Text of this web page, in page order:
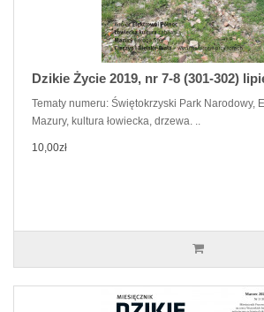
Dzikie Życie 2019, nr 7-8 (301-302)
Tematy numeru: Świętokrzyski Park Narodowy,
Mazury, kultura łowiecka, drzewa. ..
10,00zł